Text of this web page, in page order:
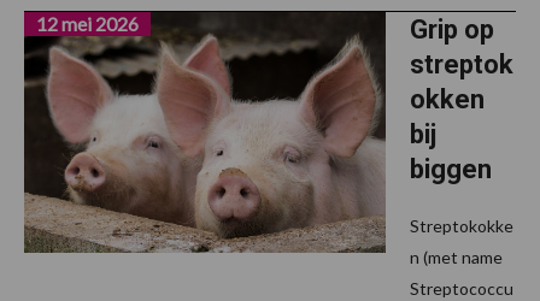
Grip op
streptok
okken
bij
biggen
12 mei 2026
Streptokokke
n (met name
Streptococcu